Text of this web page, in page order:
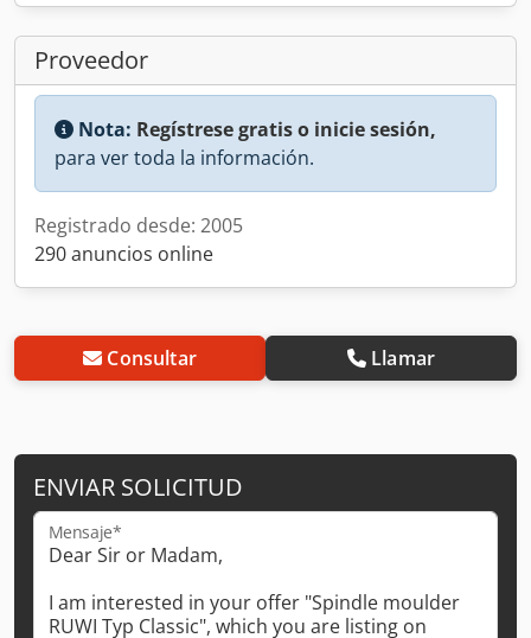
Proveedor
Nota: Regístrese gratis o inicie sesión,
para ver toda la información.
Registrado desde: 2005
290 anuncios online
Consultar Llamar
ENVIAR SOLICITUD
Mensaje*